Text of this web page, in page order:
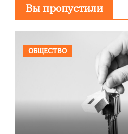
Вы пропустили
ОБЩЕСТВО